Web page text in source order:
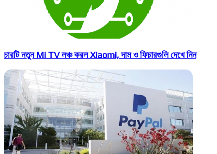
চারটি নতুন Mi TV লঞ্চ করল Xiaomi, দাম ও ফিচারগুলি দেখে নিন